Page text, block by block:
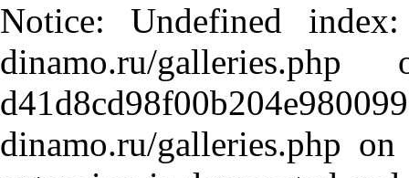
Notice: Undefined
dinamo.ru/
dinamo.ru/galleries.php